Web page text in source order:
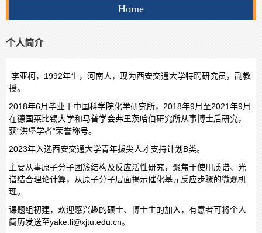
Home
个人简介
李亚柯，1992年生，河南人，现为西安交通大学特聘研究员，副教
授。
2018年6月毕业于中国科学院化学研究所，2018年9月至2021年9月
在德国莱比锡大学和马普学会弗里茨哈伯研究所从事博士后研究，
获“洪堡学者”荣誉称号。
2023年入选西安交通大学青年拔尖人才支持计划B类。
主要从事原子分子团簇结构及反应活性研究，聚焦于使用质谱、光
谱结合理论计算，从原子分子层面揭示催化基元反应步骤的微观机
理。
课题组初建，欢迎感兴趣的硕士、博士生的加入，有意者可将个人
简历发送至yake.li@xjtu.edu.cn。